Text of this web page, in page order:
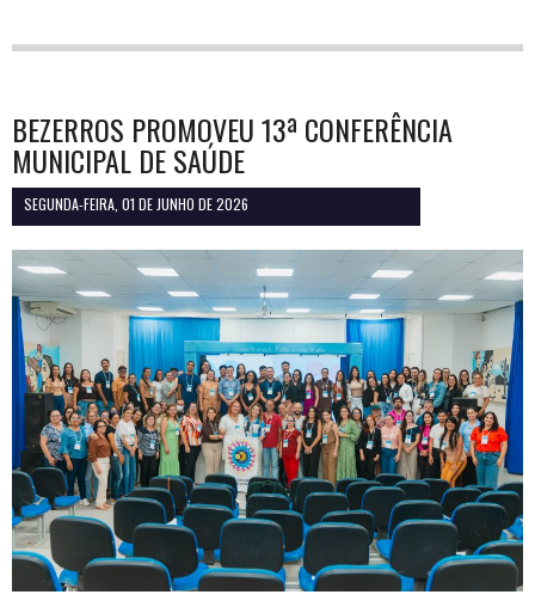
BEZERROS PROMOVEU 13ª CONFERÊNCIA
MUNICIPAL DE SAÚDE
SEGUNDA-FEIRA, 01 DE JUNHO DE 2026